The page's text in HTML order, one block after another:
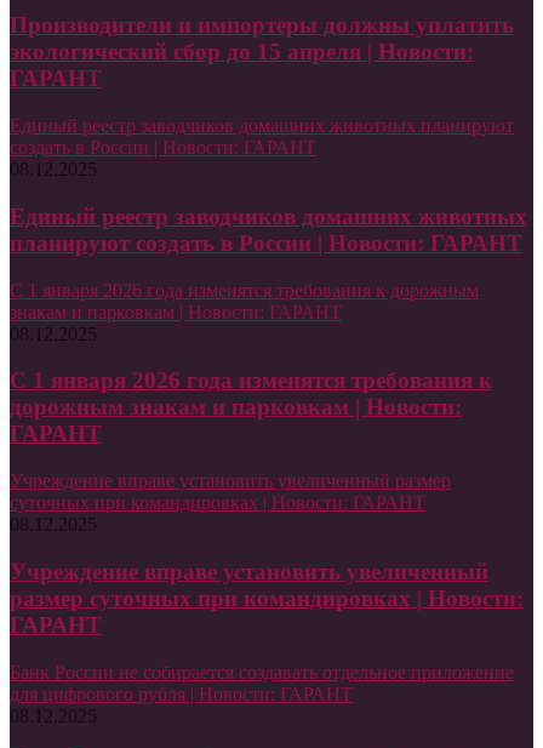
Производители и импортеры должны уплатить
экологический сбор до 15 апреля | Новости:
ГАРАНТ
Единый реестр заводчиков домашних животных планируют
создать в России | Новости: ГАРАНТ
08.12.2025
Единый реестр заводчиков домашних животных
планируют создать в России | Новости: ГАРАНТ
С 1 января 2026 года изменятся требования к дорожным
знакам и парковкам | Новости: ГАРАНТ
08.12.2025
С 1 января 2026 года изменятся требования к
дорожным знакам и парковкам | Новости:
ГАРАНТ
Учреждение вправе установить увеличенный размер
суточных при командировках | Новости: ГАРАНТ
08.12.2025
Учреждение вправе установить увеличенный
размер суточных при командировках | Новости:
ГАРАНТ
Банк России не собирается создавать отдельное приложение
для цифрового рубля | Новости: ГАРАНТ
08.12.2025